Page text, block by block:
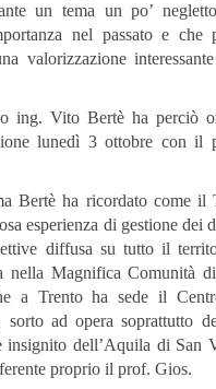
un tema un po’
nel passato e che
valorizzazione
ing. Vito Bertè ha perciò
lunedì 3 ottobre con il
Bertè ha ricordato come il
esperienza di gestione dei
diffusa su tutto il
nella Magnifica Comunità
a Trento ha sede il
sorto ad opera soprattutto
insignito dell’Aquila di San
proprio il prof. Gios.